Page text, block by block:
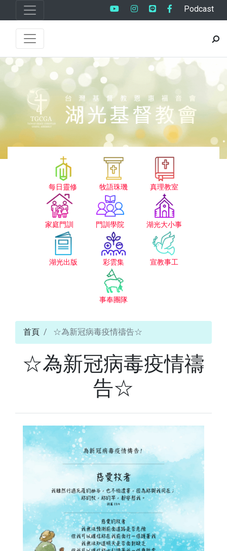
Podcast
每日靈修 牧語珠璣 真理教室
家庭門訓 門訓學院 湖光大小事
湖光出版 彩雲集 宣教事工
事奉團隊
首頁 ☆為新冠病毒疫情禱告☆
☆為新冠病毒疫情禱
告☆